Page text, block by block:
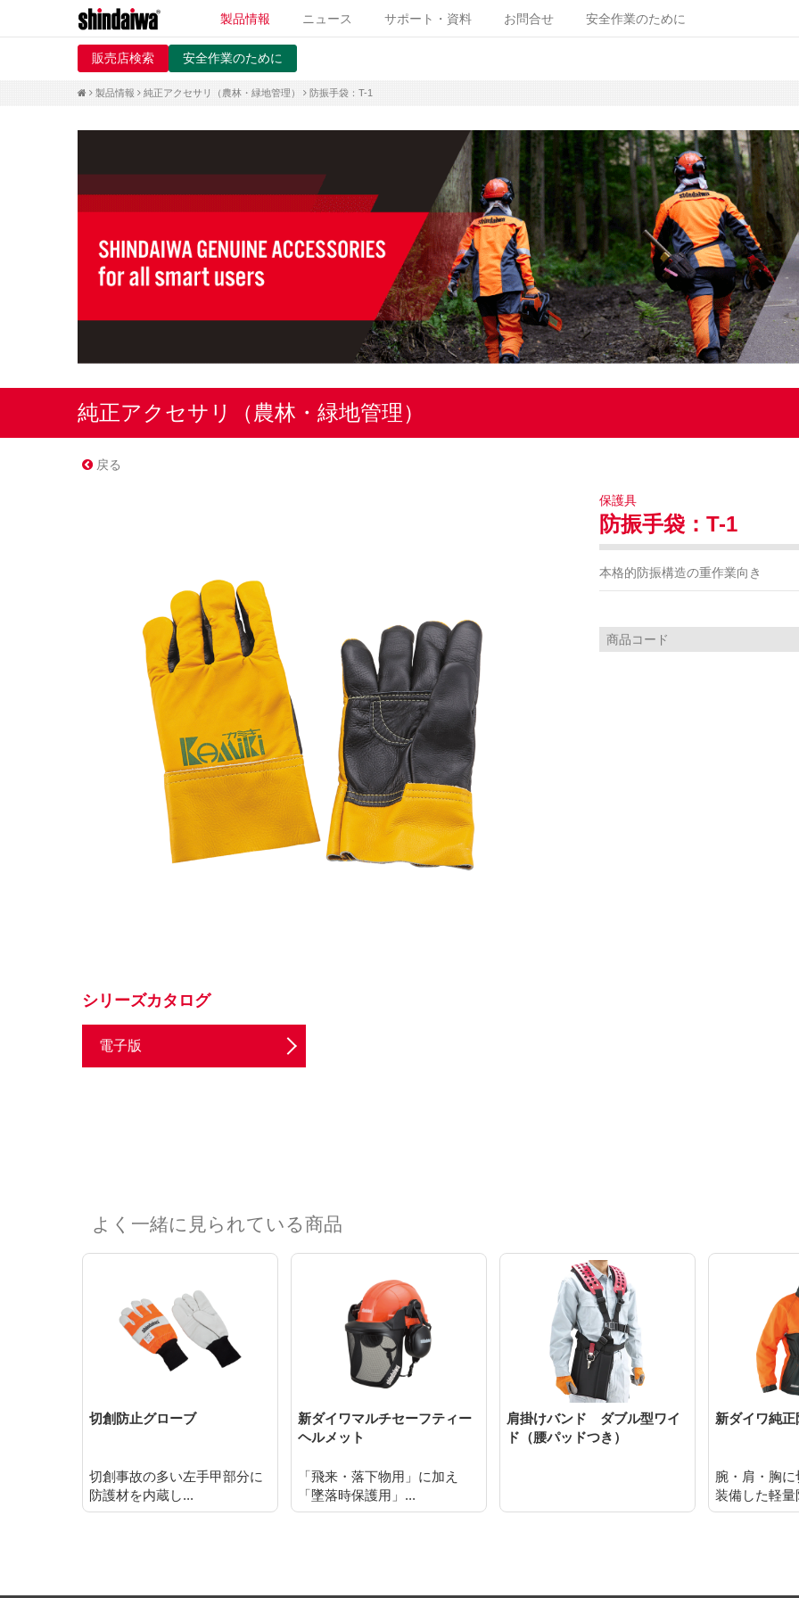
製品情報 ニュース サポート・資料 お問合せ 安全作業のために
販売店検索 安全作業のために
製品情報 純正アクセサリ（農林・緑地管理） 防振手袋：T-1
純正アクセサリ（農林・緑地管理）
戻る
シリーズカタログ
電子版
保護具
防振手袋：T-1
本格的防振構造の重作業向き
商品コード
よく一緒に見られている商品
切創防止グローブ
切創事故の多い左手甲部分に
防護材を内蔵し...
新ダイワマルチセーフティー
ヘルメット
「飛来・落下物用」に加え
「墜落時保護用」...
肩掛けバンド ダブル型ワイ
ド（腰パッドつき）
新ダイワ純正
腕・肩・胸
装備した軽量